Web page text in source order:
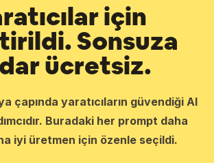
için
Sonsuza
ücretsiz.
çapında yaratıcıların güvendiği AI
Buradaki her prompt daha
iyi üretmen için özenle seçildi.